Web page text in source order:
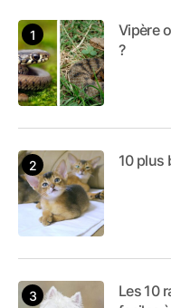
Vipère
?
10 plus
Les 10